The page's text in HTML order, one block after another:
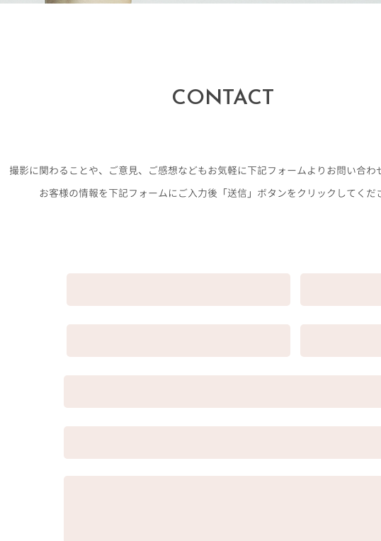
CONTACT
撮影に関わることや、ご意見、ご感想などもお気軽に下記フォームよりお問い合わ
お客様の情報を下記フォームにご入力後「送信」ボタンをクリックしてくだ